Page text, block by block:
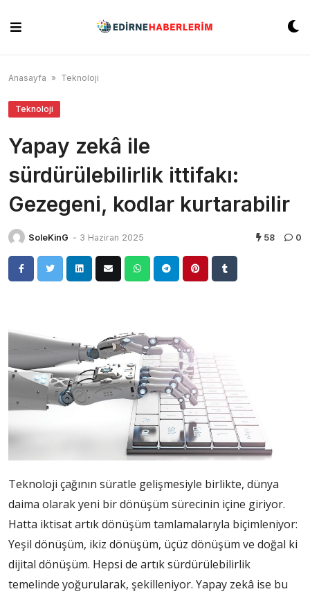
content
Anasayfa » Teknoloji
Teknoloji
Yapay zekâ ile
sürdürülebilirlik ittifakı:
Gezegeni, kodlar kurtarabilir
SoleKinG - 3 Haziran 2025 58 0
Teknoloji çağının süratle gelişmesiyle birlikte, dünya
daima olarak yeni bir dönüşüm sürecinin içine giriyor.
Hatta iktisat artık dönüşüm tamlamala­rıyla biçimleniyor:
Yeşil dö­nüşüm, ikiz dönüşüm, üçüz dönüşüm ve doğal ki
dijital dönüşüm. Hepsi de artık sür­dürülebilirlik
temelinde yo­ğurularak, şekilleniyor. Yapay zekâ ise bu